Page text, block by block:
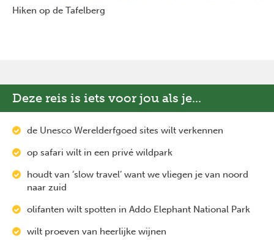
Hiken op de Tafelberg
Deze reis is iets voor jou als je...
de Unesco Werelderfgoed sites wilt verkennen
op safari wilt in een privé wildpark
houdt van ‘slow travel’ want we vliegen je van noord
naar zuid
olifanten wilt spotten in Addo Elephant National Park
wilt proeven van heerlijke wijnen